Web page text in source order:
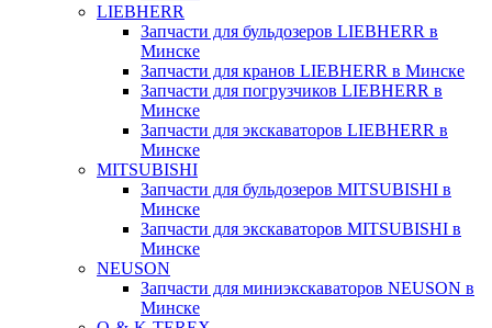
LIEBHERR
Запчасти для бульдозеров LIEBHERR в
Минске
Запчасти для кранов LIEBHERR в Минске
Запчасти для погрузчиков LIEBHERR в
Минске
Запчасти для экскаваторов LIEBHERR в
Минске
MITSUBISHI
Запчасти для бульдозеров MITSUBISHI в
Минске
Запчасти для экскаваторов MITSUBISHI в
Минске
NEUSON
Запчасти для миниэкскаваторов NEUSON в
Минске